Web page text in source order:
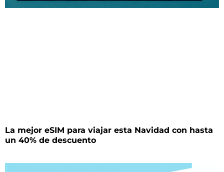
La mejor eSIM para viajar esta Navidad con hasta
un 40% de descuento